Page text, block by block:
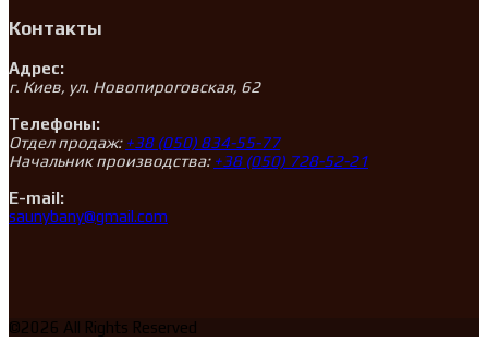
Контакты
Адрес:
г. Киев, ул. Новопироговская, 62
Телефоны:
Отдел продаж: +38 (050) 834-55-77
Начальник производства: +38 (050) 728-52-21
E-mail:
saunybany@gmail.com
©2026 All Rights Reserved